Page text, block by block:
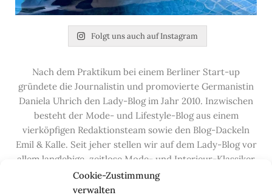
Cookie-Zustimmung
verwalten
Folgt uns auch auf Instagram
Nach dem Praktikum bei einem Berliner Start-up
gründete die Journalistin und promovierte Germanistin
Daniela Uhrich den Lady-Blog im Jahr 2010. Inzwischen
besteht der Mode- und Lifestyle-Blog aus einem
vierköpfigen Redaktionsteam sowie den Blog-Dackeln
Emil & Kalle. Seit jeher stellen wir auf dem Lady-Blog vor
allem langlebige, zeitlose Mode- und Interieur-Klassiker
vor, die hochwertig verarbeitet und unter guten
Bedingungen hergestellt wurden – gerne „Made in